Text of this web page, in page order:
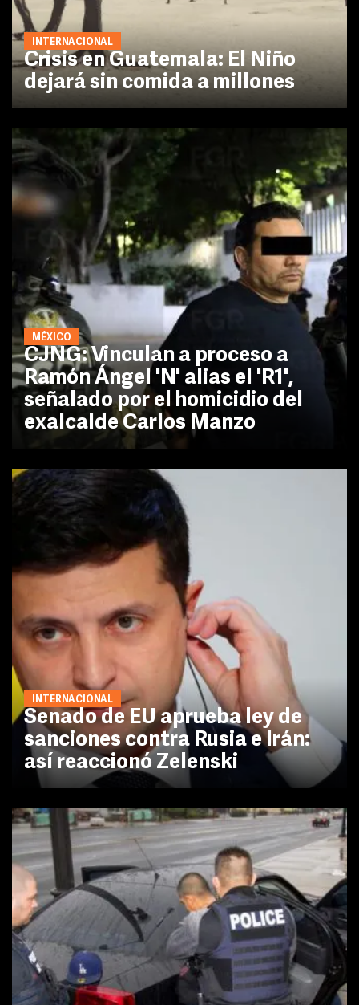
INTERNACIONAL
Crisis en Guatemala: El Niño
dejará sin comida a millones
MÉXICO
CJNG: Vinculan a proceso a
Ramón Ángel 'N' alias el 'R1',
señalado por el homicidio del
exalcalde Carlos Manzo
INTERNACIONAL
Senado de EU aprueba ley de
sanciones contra Rusia e Irán:
así reaccionó Zelenski